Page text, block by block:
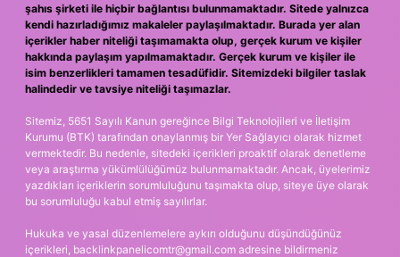
şahıs şirketi ile hiçbir bağlantısı bulunmamaktadır. Sitede yalnızca
kendi hazırladığımız makaleler paylaşılmaktadır. Burada yer alan
içerikler haber niteliği taşımamakta olup, gerçek kurum ve kişiler
hakkında paylaşım yapılmamaktadır. Gerçek kurum ve kişiler ile
isim benzerlikleri tamamen tesadüfidir. Sitemizdeki bilgiler taslak
halindedir ve tavsiye niteliği taşımazlar.
Sitemiz, 5651 Sayılı Kanun gereğince Bilgi Teknolojileri ve İletişim
Kurumu (BTK) tarafından onaylanmış bir Yer Sağlayıcı olarak hizmet
vermektedir. Bu nedenle, sitedeki içerikleri proaktif olarak denetleme
veya araştırma yükümlülüğümüz bulunmamaktadır. Ancak, üyelerimiz
yazdıkları içeriklerin sorumluluğunu taşımakta olup, siteye üye olarak
bu sorumluluğu kabul etmiş sayılırlar.
Hukuka ve yasal düzenlemelere aykırı olduğunu düşündüğünüz
içerikleri, backlinkpanelicomtr@gmail.com adresine bildirmeniz